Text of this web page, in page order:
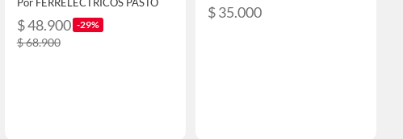
$ 48.900 -29%
$ 68.900
$ 35.000